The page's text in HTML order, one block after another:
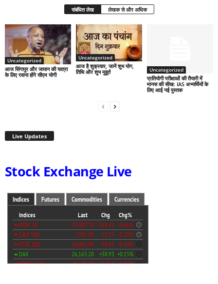
संबंधित लेख लेखक से और अधिक
Uncategorized
आज सिंगापुर और जापान की यात्रा
के लिए रवाना होंगे सीएम योगी
Uncategorized
आज है शुक्रवार, जानें शुभ योग,
तिथि और शुभ मुहूर्त
Uncategorized
प्रतियोगी परीक्षाओं की तैयारी में
मानस की सीख: IAS अभ्यर्थियों के
लिए आई नई पुस्तक
Live Updates
Stock Exchange Live